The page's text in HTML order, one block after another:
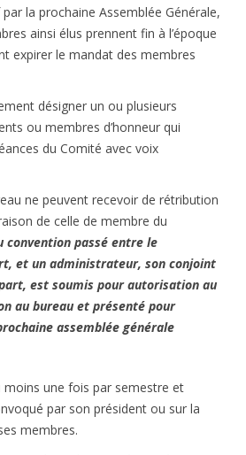
la prochaine Assemblée Générale,
ainsi élus prennent fin à l’époque
expirer le mandat des membres
désigner un ou plusieurs
ou membres d’honneur qui
du Comité avec voix
ne peuvent recevoir de rétribution
de celle de membre du
convention passé entre le
et un administrateur, son conjoint
est soumis pour autorisation au
au bureau et présenté pour
assemblée générale
moins une fois par semestre et
par son président ou sur la
membres.